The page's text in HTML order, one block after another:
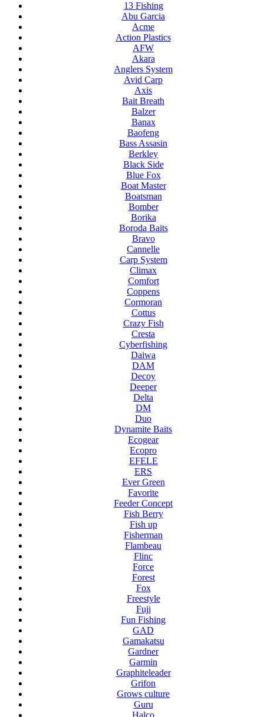
13 Fishing
Abu Garcia
Acme
Action Plastics
AFW
Akara
Anglers System
Avid Carp
Axis
Bait Breath
Balzer
Banax
Baofeng
Bass Assasin
Berkley
Black Side
Blue Fox
Boat Master
Boatsman
Bomber
Borika
Boroda Baits
Bravo
Cannelle
Carp System
Climax
Comfort
Coppens
Cormoran
Cottus
Crazy Fish
Cresta
Cyberfishing
Daiwa
DAM
Decoy
Deeper
Delta
DM
Duo
Dynamite Baits
Ecogear
Ecopro
EFELE
ERS
Ever Green
Favorite
Feeder Concept
Fish Berry
Fish up
Fisherman
Flambeau
Flinc
Force
Forest
Fox
Freestyle
Fuji
Fun Fishing
GAD
Gamakatsu
Gardner
Garmin
Graphiteleader
Grifon
Grows culture
Guru